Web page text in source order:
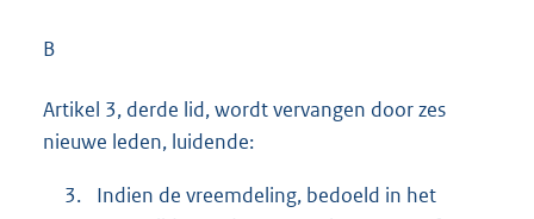
B
Artikel 3, derde lid, wordt vervangen door zes
nieuwe leden, luidende:
3.
Indien de vreemdeling, bedoeld in het